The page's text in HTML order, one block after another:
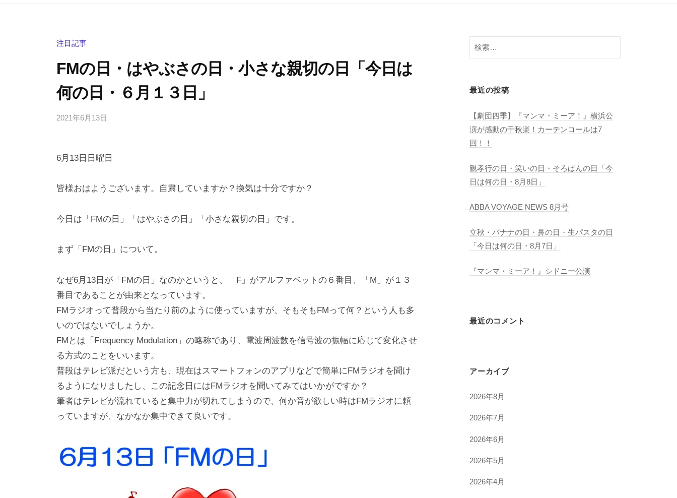
注目記事
FMの日・はやぶさの日・小さな親切の日「今日は
何の日・６月１３日」
2021年6月13日
i
a
a
a
の
メ
6月13日日曜日
皆様おはようございます。自粛していますか？換気は十分ですか？
今日は「FMの日」「はやぶさの日」「小さな親切の日」です。
まず「FMの日」について。
なぜ6月13日が「FMの日」なのかというと、「F」がアルファベットの６番目、「M」が１３
番目であることが由来となっています。
FMラジオって普段から当たり前のように使っていますが、そもそもFMって何？という人も多
いのではないでしょうか。
FMとは「Frequency Modulation」の略称であり、電波周波数を信号波の振幅に応じて変化させ
る方式のことをいいます。
普段はテレビ派だという方も、現在はスマートフォンのアプリなどで簡単にFMラジオを聞け
るようになりましたし、この記念日にはFMラジオを聞いてみてはいかがですか？
筆者はテレビが流れていると集中力が切れてしまうので、何か音が欲しい時はFMラジオに頼
っていますが、なかなか集中できて良いです。
検
索:
最近の投稿
【劇団四季】『マンマ・ミーア！』横浜公
演が感動の千秋楽！カーテンコールは7
回！！
親孝行の日・笑いの日・そろばんの日「今
日は何の日・8月8日」
ABBA VOYAGE NEWS 8月号
立秋・バナナの日・鼻の日・生パスタの日
「今日は何の日・8月7日」
『マンマ・ミーア！』シドニー公演
最近のコメント
アーカイブ
2026年8月
2026年7月
2026年6月
2026年5月
2026年4月